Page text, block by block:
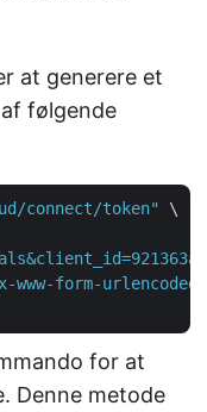
at generere et
følgende
connect/token"
\
form-urlencoded"
for at
Denne metode